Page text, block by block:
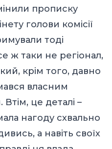
прописку
голови комісії
тоді
ж таки не регіонал,
крім того, давно
власним
це деталі –
нагоду схвально
а навіть своїх